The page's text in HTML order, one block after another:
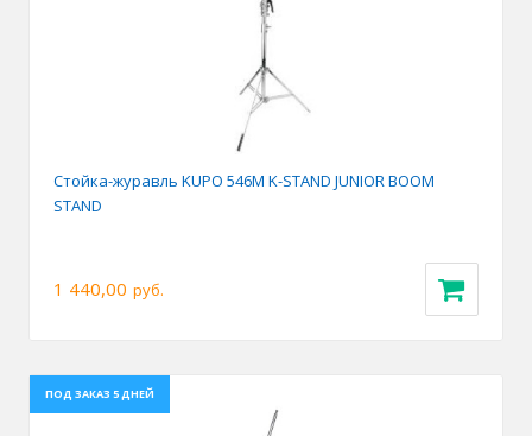
Стойка-журавль KUPO 546M K-STAND JUNIOR BOOM
STAND
1 440,00 руб.
ПОД ЗАКАЗ 5 ДНЕЙ